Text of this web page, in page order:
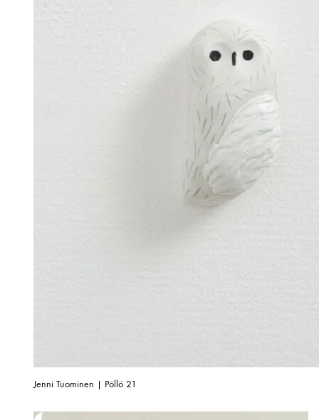
Jenni Tuominen | Pöllö 21